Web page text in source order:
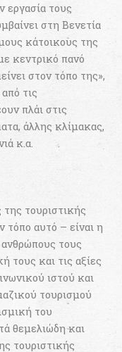
εργασία τους
στη Βενετία
κάτοικους της
κεντρικό πανό
στον τόπο της»,
τις
πλάι στις
άλλης κλίμακας,
κ.α.
τουριστικής
τόπο αυτό – είναι η
τους
τους και τις αξίες
ιστού και
τουρισμού
του
θεμελιώδη και
τουριστικής